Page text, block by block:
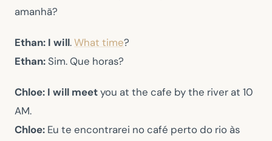
amanhã?
Ethan: I will.What time?
Ethan: Sim. Que horas?
Chloe: I will meetyou at the cafe by the river at 10
AM.
Chloe: Eu te encontrarei no café perto do rio às